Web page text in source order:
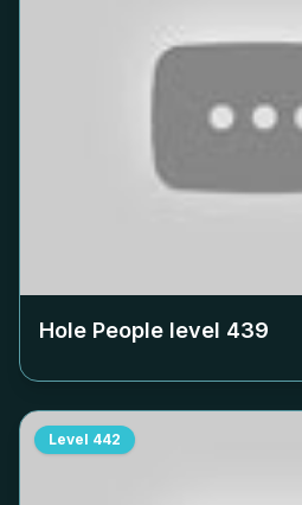
Hole People level 439
Level 442